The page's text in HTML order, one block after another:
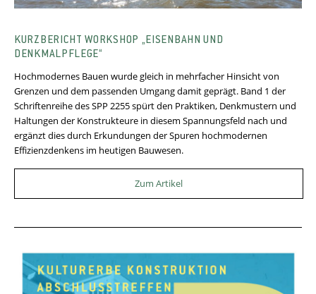
KURZBERICHT WORKSHOP „EISENBAHN UND
DENKMALPFLEGE“
Hochmodernes Bauen wurde gleich in mehrfacher Hinsicht von
Grenzen und dem passenden Umgang damit geprägt. Band 1 der
Schriftenreihe des SPP 2255 spürt den Praktiken, Denkmustern und
Haltungen der Konstrukteure in diesem Spannungsfeld nach und
ergänzt dies durch Erkundungen der Spuren hochmodernen
Effizienzdenkens im heutigen Bauwesen.
Zum Artikel